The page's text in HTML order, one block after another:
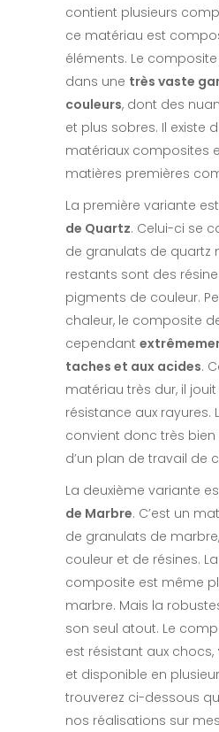
contient plusieurs
ce matériau est
éléments. Le
dans une très vaste
couleurs, dont des
et plus sobres. Il existe
matériaux composites
matières premières
La première variante est
de Quartz. Celui-ci se
de granulats de quartz
restants sont des
pigments de couleur.
chaleur, le composite
cependant
taches et aux acides.
matériau très dur, il jouit
résistance aux rayures.
convient donc très
d’un plan de travail de
La deuxième variante
de Marbre. C’est un
de granulats de
couleur et de résines.
composite est même
marbre. Mais la
son seul atout. Le
est résistant aux chocs,
et disponible en
trouverez ci-dessous
nos réalisations sur